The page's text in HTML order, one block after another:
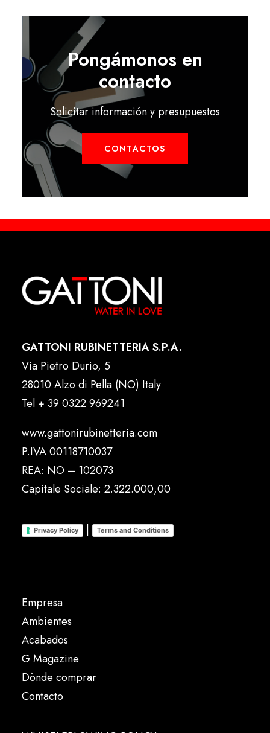
Pongámonos en
contacto
Solicitar información y presupuestos
CONTACTOS
GATTONI RUBINETTERIA S.P.A.
Via Pietro Durio, 5
28010 Alzo di Pella (NO) Italy
Tel + 39 0322 969241
www.gattonirubinetteria.com
P.IVA 00118710037
REA: NO – 102073
Capitale Sociale: 2.322.000,00
Privacy Policy | Terms and Conditions
Empresa
Ambientes
Acabados
G Magazine
Dònde comprar
Contacto